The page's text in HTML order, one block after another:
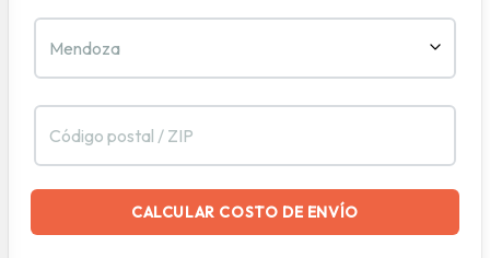
CALCULAR COSTO DE ENVÍO